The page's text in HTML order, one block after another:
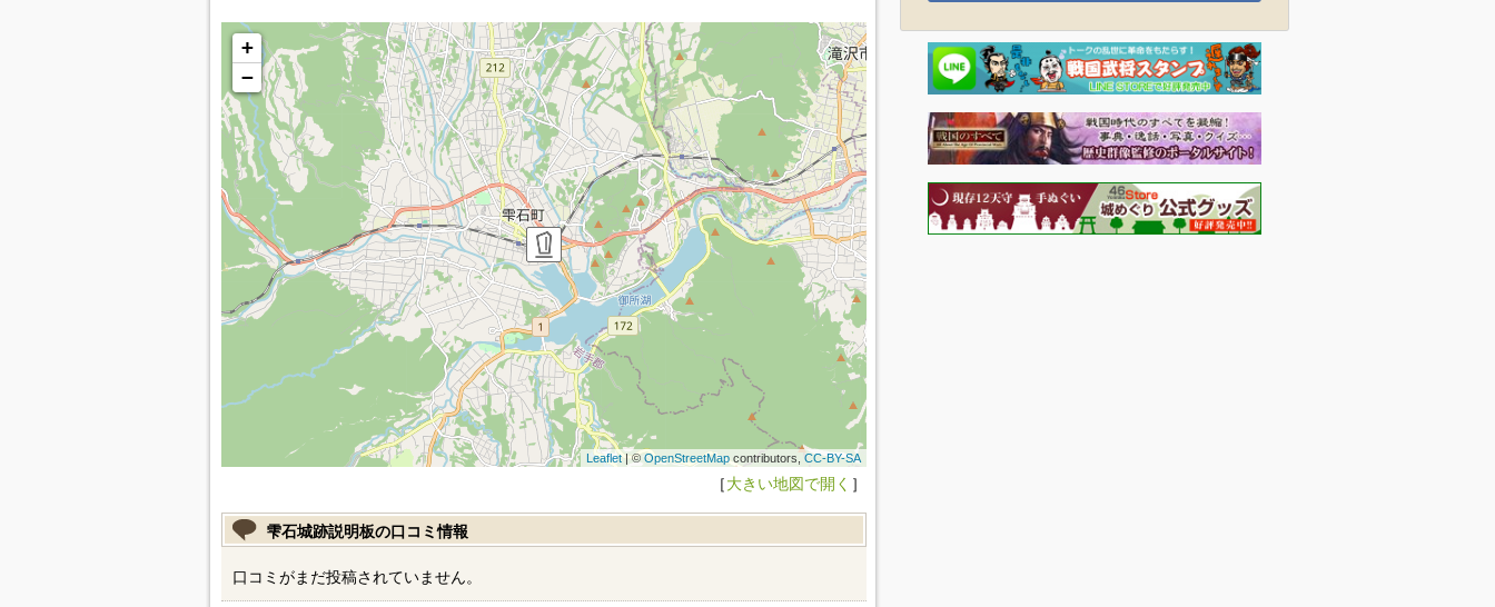
+
−
Leaflet| ©OpenStreetMapcontributors, CC-BY-SA
［大きい地図で開く ］
雫石城跡説明板の口コミ情報
口コミがまだ投稿されていません。